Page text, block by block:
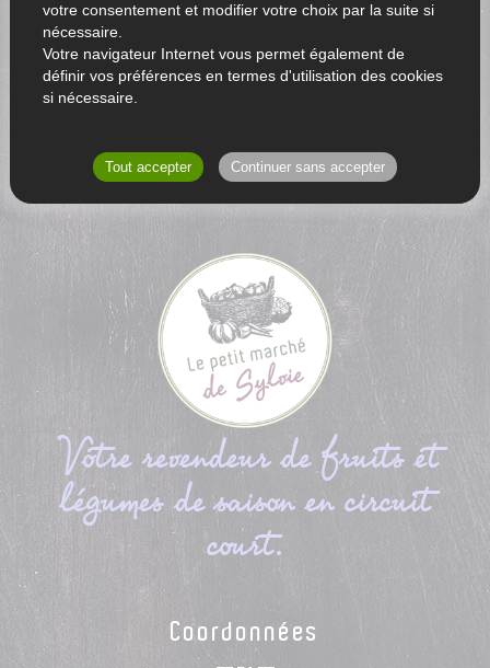
Votre revendeur de fruits et
légumes de saison en circuit
court.
Coordonnées
votre consentement et modifier votre choix par la suite si
nécessaire.
Votre navigateur Internet vous permet également de
définir vos préférences en termes d'utilisation des cookies
si nécessaire.
Tout accepter Continuer sans accepter